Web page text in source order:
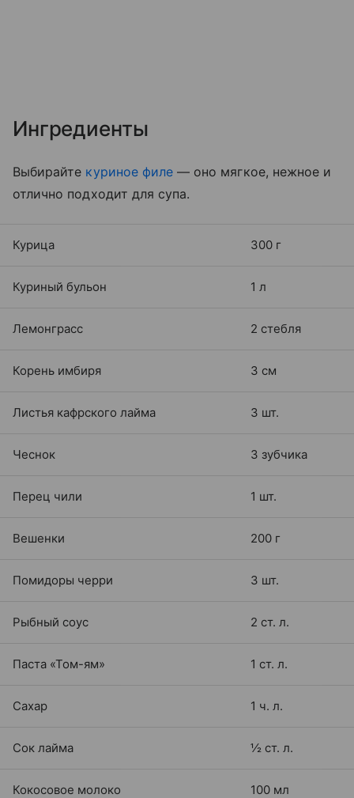
Ингредиенты
Выбирайте куриное филе — оно мягкое, нежное и
отлично подходит для супа.
Курица 300 г
Куриный бульон 1 л
Лемонграсс 2 стебля
Корень имбиря 3 см
Листья кафрского лайма 3 шт.
Чеснок 3 зубчика
Перец чили 1 шт.
Вешенки 200 г
Помидоры черри 3 шт.
Рыбный соус 2 ст. л.
Паста «Том-ям» 1 ст. л.
Сахар 1 ч. л.
Сок лайма ½ ст. л.
Кокосовое молоко 100 мл